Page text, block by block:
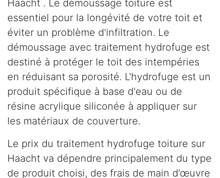
Haacht . Le démoussage toiture est
essentiel pour la longévité de votre toit et
éviter un problème d'infiltration. Le
démoussage avec traitement hydrofuge est
destiné à protéger le toit des intempéries
en réduisant sa porosité. L'hydrofuge est un
produit spécifique à base d'eau ou de
résine acrylique siliconée à appliquer sur
les matériaux de couverture.
Le prix du traitement hydrofuge toiture sur
Haacht va dépendre principalement du type
de produit choisi, des frais de main d’œuvre